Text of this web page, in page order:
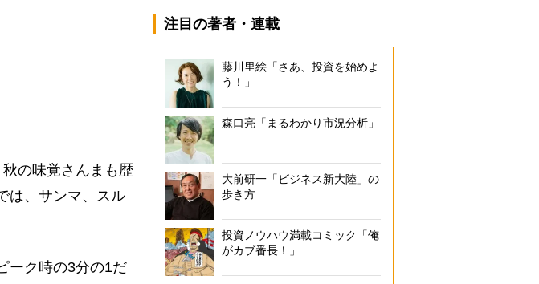
の味覚さんまも歴
は、サンマ、スル
ーク時の3分の1だ
注目の著者・連載
藤川里絵「さあ、投資を始めよ
う！」
森口亮「まるわかり市況分析」
大前研一「ビジネス新大陸」の
歩き方
投資ノウハウ満載コミック「俺
がカブ番長！」